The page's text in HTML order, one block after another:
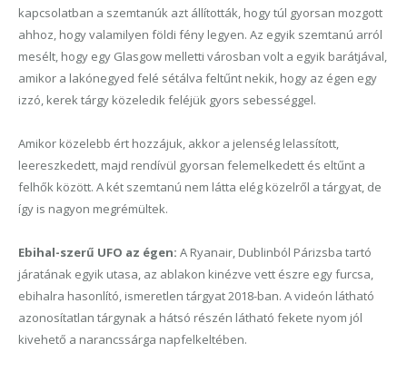
kapcsolatban a szemtanúk azt állították, hogy túl gyorsan mozgott
ahhoz, hogy valamilyen földi fény legyen. Az egyik szemtanú arról
mesélt, hogy egy Glasgow melletti városban volt a egyik barátjával,
amikor a lakónegyed felé sétálva feltűnt nekik, hogy az égen egy
izzó, kerek tárgy közeledik feléjük gyors sebességgel.
Amikor közelebb ért hozzájuk, akkor a jelenség lelassított,
leereszkedett, majd rendívül gyorsan felemelkedett és eltűnt a
felhők között. A két szemtanú nem látta elég közelről a tárgyat, de
így is nagyon megrémültek.
Ebihal-szerű UFO az égen: A Ryanair, Dublinból Párizsba tartó
járatának egyik utasa, az ablakon kinézve vett észre egy furcsa,
ebihalra hasonlító, ismeretlen tárgyat 2018-ban. A videón látható
azonosítatlan tárgynak a hátsó részén látható fekete nyom jól
kivehető a narancssárga napfelkeltében.